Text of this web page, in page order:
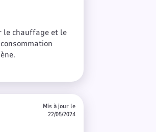
le chauffage et le
Mis à jour le
22/05/2024